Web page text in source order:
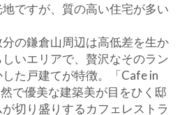
ですが、質の高い住宅が多い
の鎌倉山周辺は高低差を生か
いエリアで、贅沢なそのラン
した戸建てが特徴。「Cafe in
で優美な建築美が目をひく邸
切り盛りするカフェレストラ